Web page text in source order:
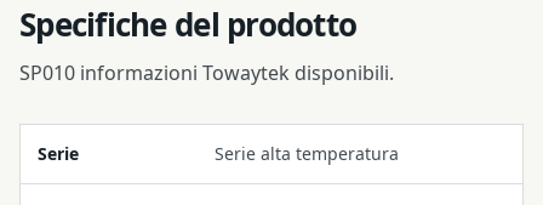
Specifiche del prodotto
SP010 informazioni Towaytek disponibili.
Serie Serie alta temperatura